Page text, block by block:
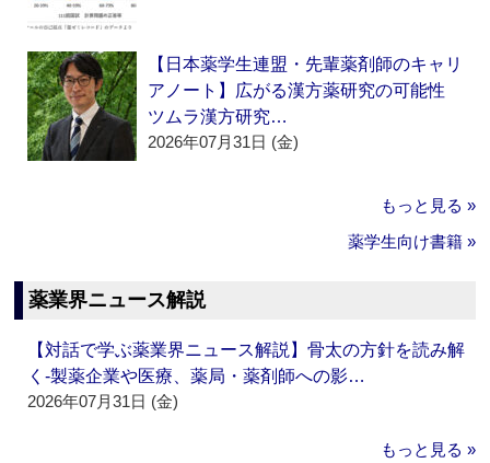
【日本薬学生連盟・先輩薬剤師のキャリ
アノート】広がる漢方薬研究の可能性
ツムラ漢方研究…
2026年07月31日 (金)
もっと見る »
薬学生向け書籍 »
薬業界ニュース解説
【対話で学ぶ薬業界ニュース解説】骨太の方針を読み解
く‐製薬企業や医療、薬局・薬剤師への影…
2026年07月31日 (金)
もっと見る »